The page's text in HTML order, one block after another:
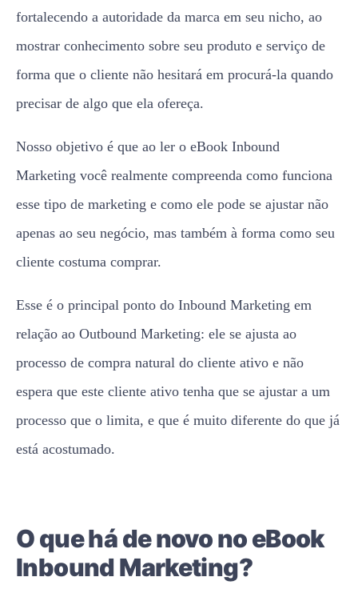
fortalecendo a autoridade da marca em seu nicho, ao
mostrar conhecimento sobre seu produto e serviço de
forma que o cliente não hesitará em procurá-la quando
precisar de algo que ela ofereça.
Nosso objetivo é que ao ler o eBook Inbound
Marketing você realmente compreenda como funciona
esse tipo de marketing e como ele pode se ajustar não
apenas ao seu negócio, mas também à forma como seu
cliente costuma comprar.
Esse é o principal ponto do Inbound Marketing em
relação ao Outbound Marketing: ele se ajusta ao
processo de compra natural do cliente ativo e não
espera que este cliente ativo tenha que se ajustar a um
processo que o limita, e que é muito diferente do que já
está acostumado.
O que há de novo no eBook
Inbound Marketing?